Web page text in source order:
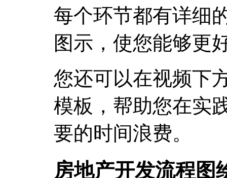
每个环节都有详细
图示，使您能够更
您还可以在视频下
模板，帮助您在实
要的时间浪费。
房地产开发流程图